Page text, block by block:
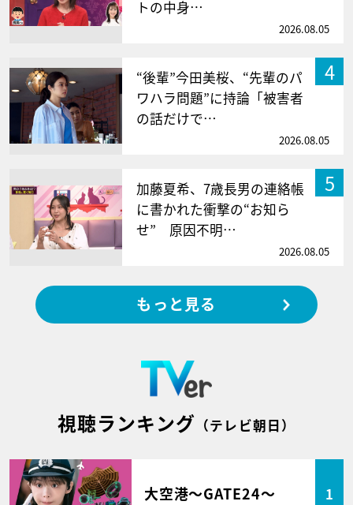
トの中身…
2026.08.05
4
“後輩”今田美桜、“先輩のパ
ワハラ問題”に持論「被害者
の話だけで…
2026.08.05
5
加藤夏希、7歳長男の連絡帳
に書かれた衝撃の“お知ら
せ” 原因不明…
2026.08.05
もっと見る
視聴ランキング （テレビ朝日）
大空港～GATE24～ 1